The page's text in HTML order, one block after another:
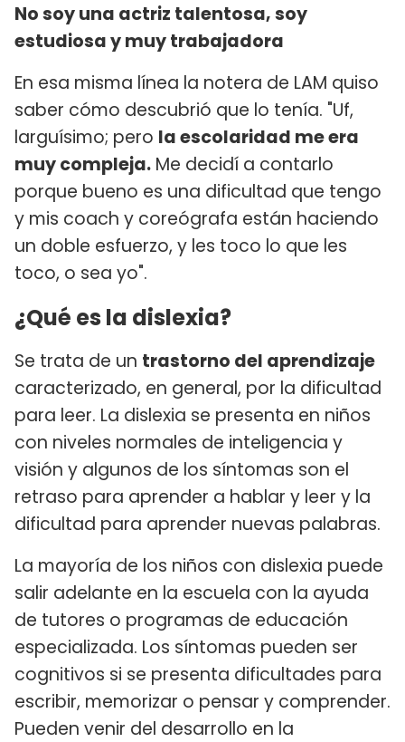
No soy una actriz talentosa, soy
estudiosa y muy trabajadora
En esa misma línea la notera de LAM quiso
saber cómo descubrió que lo tenía. "Uf,
larguísimo; pero la escolaridad me era
muy compleja. Me decidí a contarlo
porque bueno es una dificultad que tengo
y mis coach y coreógrafa están haciendo
un doble esfuerzo, y les toco lo que les
toco, o sea yo".
¿Qué es la dislexia?
Se trata de un trastorno del aprendizaje
caracterizado, en general, por la dificultad
para leer. La dislexia se presenta en niños
con niveles normales de inteligencia y
visión y algunos de los síntomas son el
retraso para aprender a hablar y leer y la
dificultad para aprender nuevas palabras.
La mayoría de los niños con dislexia puede
salir adelante en la escuela con la ayuda
de tutores o programas de educación
especializada. Los síntomas pueden ser
cognitivos si se presenta dificultades para
escribir, memorizar o pensar y comprender.
Pueden venir del desarrollo en la